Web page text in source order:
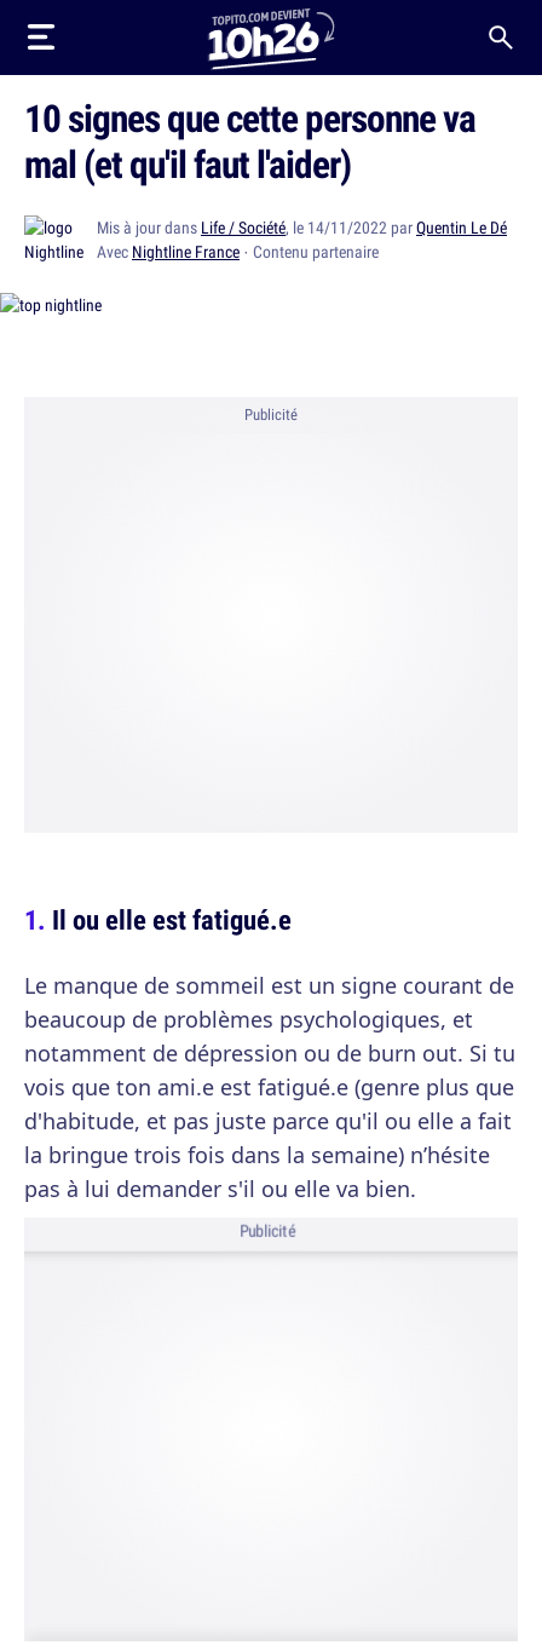
10 signes que cette personne va
mal (et qu'il faut l'aider)
Mis à jour dans Life / Société, le 14/11/2022 parQuentin Le Dé
Avec Nightline France · Contenu partenaire
Publicité
Il ou elle est fatigué.e
Le manque de sommeil est un signe courant de
beaucoup de problèmes psychologiques, et
notamment de dépression ou de burn out. Si tu
vois que ton ami.e est fatigué.e (genre plus que
d'habitude, et pas juste parce qu'il ou elle a fait
la bringue trois fois dans la semaine) n’hésite
pas à lui demander s'il ou elle va bien.
Publicité